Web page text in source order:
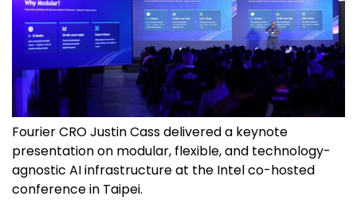
Fourier CRO Justin Cass delivered a keynote
presentation on modular, flexible, and technology-
agnostic AI infrastructure at the Intel co-hosted
conference in Taipei.